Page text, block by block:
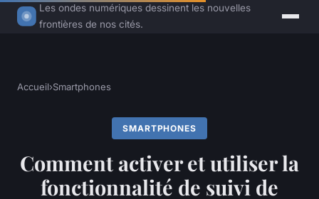
Les ondes numériques dessinent les nouvelles
frontières de nos cités.
Accueil›Smartphones
SMARTPHONES
Comment activer et utiliser la
fonctionnalité de suivi de